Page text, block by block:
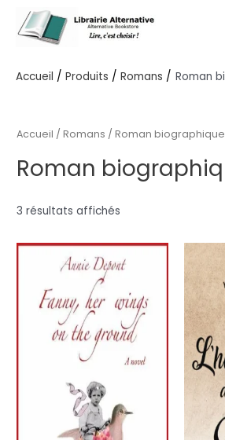
contenu
Accueil Produits Romans Roman
Accueil /Romans / Roman biographique
Roman
3 résultats affichés